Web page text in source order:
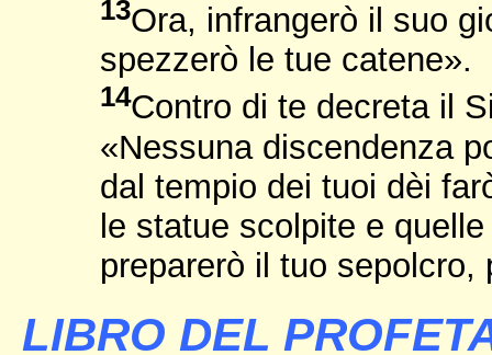
13Ora, infrangerò il suo
spezzerò le tue catene».
14Contro di te decreta il
«Nessuna discendenza
dal tempio dei tuoi dèi
le statue scolpite e
preparerò il tuo
LIBRO DEL